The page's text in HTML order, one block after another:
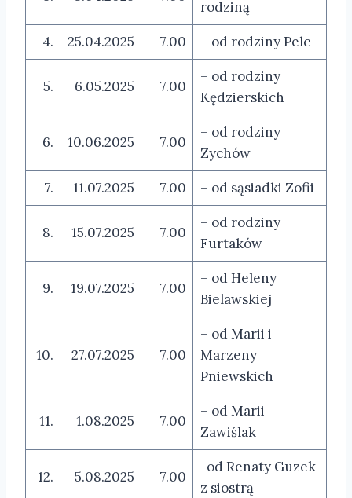
rodziną
4.
25.04.2025 7.00 – od rodziny Pelc
5. 6.05.2025 7.00
– od rodziny
Kędzierskich
6. 10.06.2025 7.00
– od rodziny
Zychów
7.
11.07.2025 7.00 – od sąsiadki Zofii
8. 15.07.2025 7.00
– od rodziny
Furtaków
9. 19.07.2025 7.00
– od Heleny
Bielawskiej
10. 27.07.2025 7.00
– od Marii i
Marzeny
Pniewskich
11. 1.08.2025 7.00
– od Marii
Zawiślak
12. 5.08.2025 7.00
-od Renaty Guzek
z siostrą